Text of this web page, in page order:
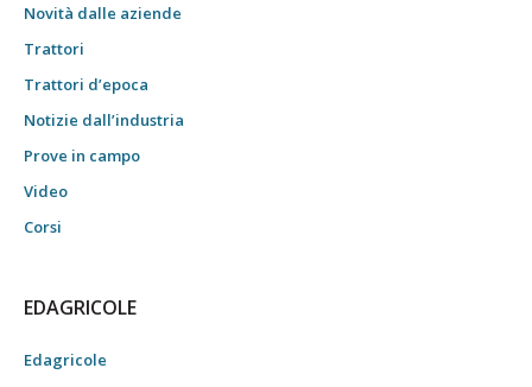
Novità dalle aziende
Trattori
Trattori d’epoca
Notizie dall’industria
Prove in campo
Video
Corsi
EDAGRICOLE
Edagricole